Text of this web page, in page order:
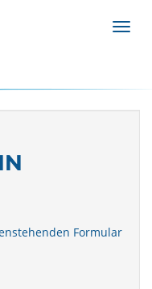
Formular